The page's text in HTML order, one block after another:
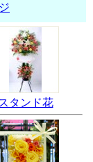
タンド花